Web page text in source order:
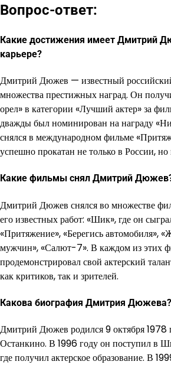
Вопрос-ответ:
Какие достижения имеет Дмитрий
карьере?
Дмитрий Дюжев — известный российский
множества престижных наград. Он
орел» в категории «Лучший актер» за
дважды был номинирован на награду
снялся в международном фильме
успешно прокатан не только в России,
Какие фильмы снял Дмитрий
Дмитрий Дюжев снялся во множестве
его известных работ: «Шик», где он
«Притяжение», «Берегись автомобиля»,
мужчин», «Салют-7». В каждом из этих
продемонстрировал свой актерский
как критиков, так и зрителей.
Какова биография Дмитрия Дюжева?
Дмитрий Дюжев родился 9 октября 1978
Останкино. В 1996 году он поступил
где получил актерское образование. В